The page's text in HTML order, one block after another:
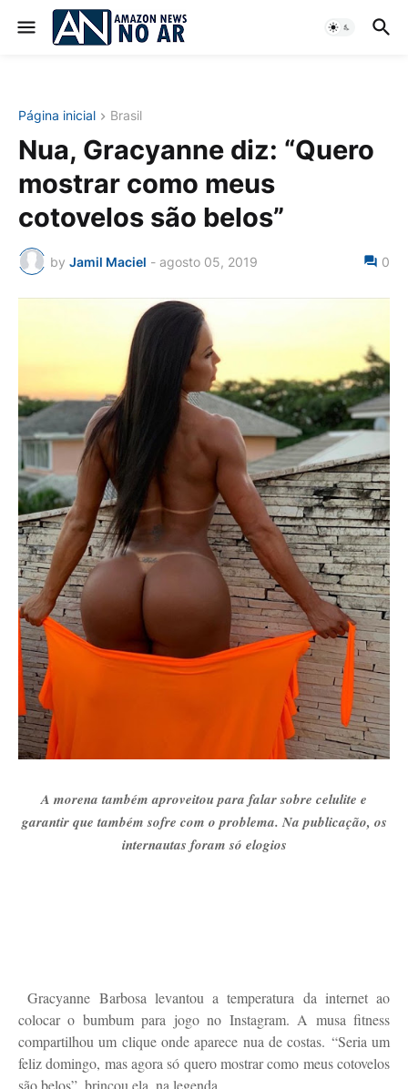
Página inicial Brasil
Nua, Gracyanne diz: “Quero
mostrar como meus
cotovelos são belos”
by Jamil Maciel - agosto 05, 2019 0
A morena também aproveitou para falar sobre celulite e
garantir que também sofre com o problema. Na publicação, os
internautas foram só elogios
Gracyanne Barbosa levantou a temperatura da internet ao
colocar o bumbum para jogo no Instagram. A musa fitness
compartilhou um clique onde aparece nua de costas. “Seria um
feliz domingo, mas agora só quero mostrar como meus cotovelos
são belos”, brincou ela, na legenda.